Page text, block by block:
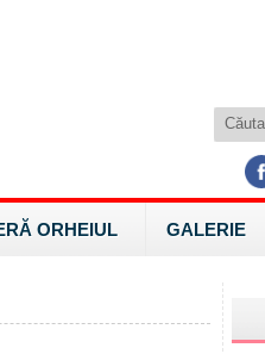
ORHEIUL GALERIE